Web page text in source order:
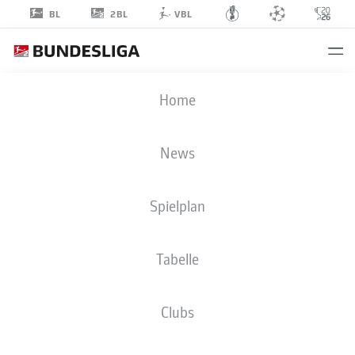
BL 2BL VBL
Home
News
Spielplan
Tabelle
Clubs